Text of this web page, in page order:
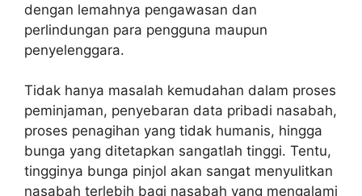
dengan lemahnya pengawasan dan
perlindungan para pengguna maupun
penyelenggara.
Tidak hanya masalah kemudahan dalam proses
peminjaman, penyebaran data pribadi nasabah,
proses penagihan yang tidak humanis, hingga
bunga yang ditetapkan sangatlah tinggi. Tentu,
tingginya bunga pinjol akan sangat menyulitkan
nasabah terlebih bagi nasabah yang mengalami